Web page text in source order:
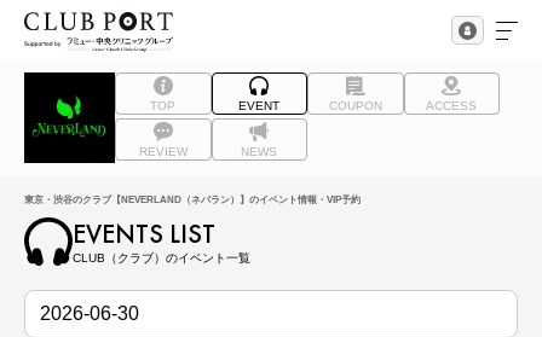
TOP EVENT COUPON ACCESS
REVIEW NEWS
東京・渋谷のクラブ【NEVERLAND（ネバラン）】のイベント情報・VIP予約
EVENTS LIST
CLUB（クラブ）のイベント一覧